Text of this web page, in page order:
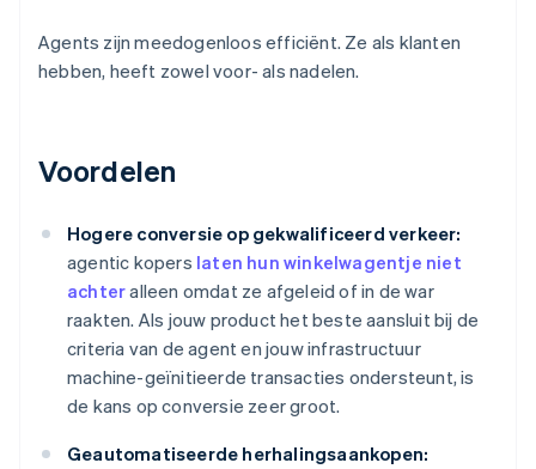
Agents zijn meedogenloos efficiënt. Ze als klanten
hebben, heeft zowel voor- als nadelen.
Voordelen
Hogere conversie op gekwalificeerd verkeer:
agentic kopers laten hun winkelwagentje niet
achteralleen omdat ze afgeleid of in de war
raakten. Als jouw product het beste aansluit bij de
criteria van de agent en jouw infrastructuur
machine-geïnitieerde transacties ondersteunt, is
de kans op conversie zeer groot.
Geautomatiseerde herhalingsaankopen: